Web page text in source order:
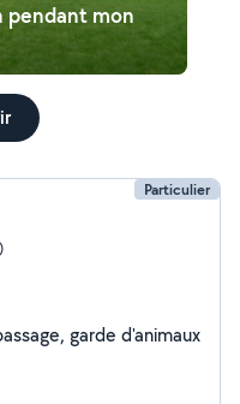
pendant mon
Particulier
garde d'animaux